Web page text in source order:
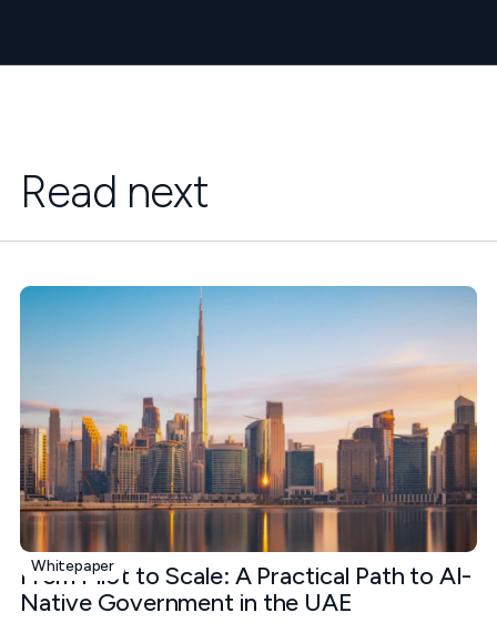
Read next
Whitepaper
From Pilot to Scale: A Practical Path to AI-
Native Government in the UAE